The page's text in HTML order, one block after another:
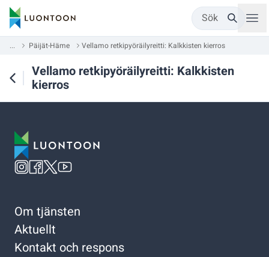
Sök
... Päijät-Häme Vellamo retkipyöräilyreitti: Kalkkisten kierros
Vellamo retkipyöräilyreitti: Kalkkisten
kierros
Om tjänsten
Aktuellt
Kontakt och respons